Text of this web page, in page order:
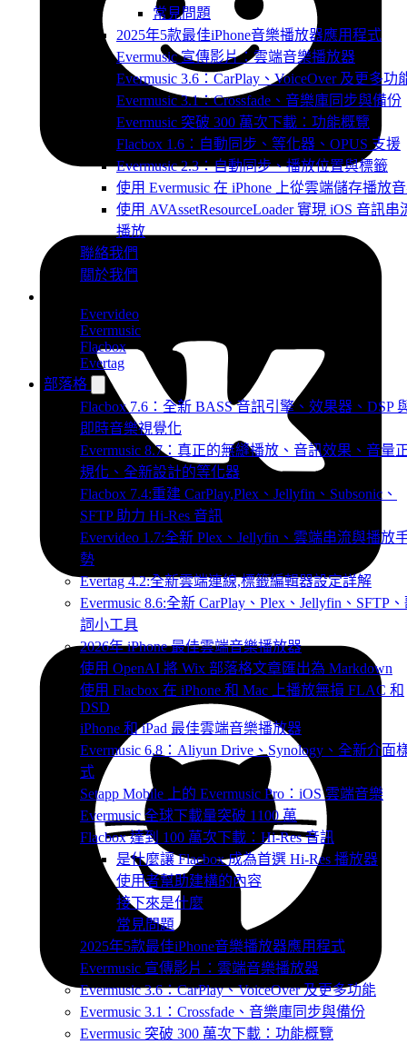
常見問題
2025年5款最佳iPhone音樂播放器應用程式
Evermusic 宣傳影片：雲端音樂播放器
Evermusic 3.6：CarPlay、VoiceOver 及更多功
Evermusic 3.1：Crossfade、音樂庫同步與備份
Evermusic 突破 300 萬次下載：功能概覽
Flacbox 1.6：自動同步、等化器、OPUS 支援
Evermusic 2.3：自動同步、播放位置與標籤
使用 Evermusic 在 iPhone 上從雲端儲存播放
使用 AVAssetResourceLoader 實現 iOS 音訊串
播放
聯絡我們
關於我們
Evervideo
Evermusic
Flacbox
Evertag
部落格
Flacbox 7.6：全新 BASS 音訊引擎、效果器、DSP
即時音樂視覺化
Evermusic 8.7：真正的無縫播放、音訊效果、音量
規化、全新設計的等化器
Flacbox 7.4:重建 CarPlay,Plex、Jellyfin、Subsonic、
SFTP 助力 Hi-Res 音訊
Evervideo 1.7:全新 Plex、Jellyfin、雲端串流與播放
勢
Evertag 4.2:全新雲端連線,標籤編輯器設定詳解
Evermusic 8.6:全新 CarPlay、Plex、Jellyfin、SFTP
詞小工具
2026年 iPhone 最佳雲端音樂播放器
使用 OpenAI 將 Wix 部落格文章匯出為 Markdown
使用 Flacbox 在 iPhone 和 Mac 上播放無損 FLAC 和
DSD
iPhone 和 iPad 最佳雲端音樂播放器
Evermusic 6.8：Aliyun Drive、Synology、全新介面
式
Setapp Mobile 上的 Evermusic Pro：iOS 雲端音樂
Evermusic 全球下載量突破 1100 萬
Flacbox 達到 100 萬次下載：Hi-Res 音訊
是什麼讓 Flacbox 成為首選 Hi-Res 播放器
使用者幫助建構的內容
接下來是什麼
常見問題
2025年5款最佳iPhone音樂播放器應用程式
Evermusic 宣傳影片：雲端音樂播放器
Evermusic 3.6：CarPlay、VoiceOver 及更多功能
Evermusic 3.1：Crossfade、音樂庫同步與備份
Evermusic 突破 300 萬次下載：功能概覽